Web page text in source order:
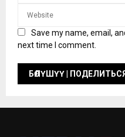
Save my name, email,
next time I comment.